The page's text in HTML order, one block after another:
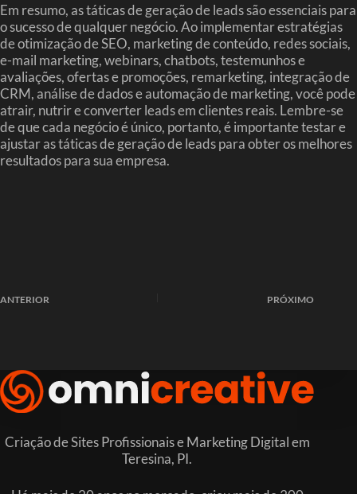
Em resumo, as táticas de geração de leads são essenciais para
o sucesso de qualquer negócio. Ao implementar estratégias
de otimização de SEO, marketing de conteúdo, redes sociais,
e-mail marketing, webinars, chatbots, testemunhos e
avaliações, ofertas e promoções, remarketing, integração de
CRM, análise de dados e automação de marketing, você pode
atrair, nutrir e converter leads em clientes reais. Lembre-se
de que cada negócio é único, portanto, é importante testar e
ajustar as táticas de geração de leads para obter os melhores
resultados para sua empresa.
ANTERIOR PRÓXIMO
Criação de Sites Profissionais e Marketing Digital em
Teresina, PI.